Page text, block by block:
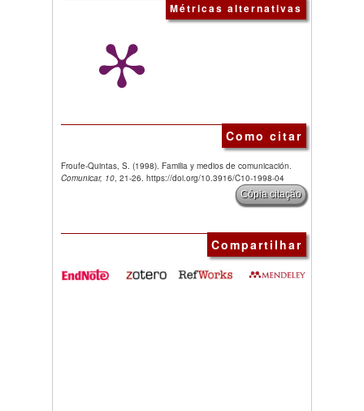
Métricas alternativas
Como citar
Froufe-Quintas, S. (1998). Familia y medios de comunicación.
Comunicar, 10, 21-26. https://doi.org/10.3916/C10-1998-04
Cópia citação
Compartilhar